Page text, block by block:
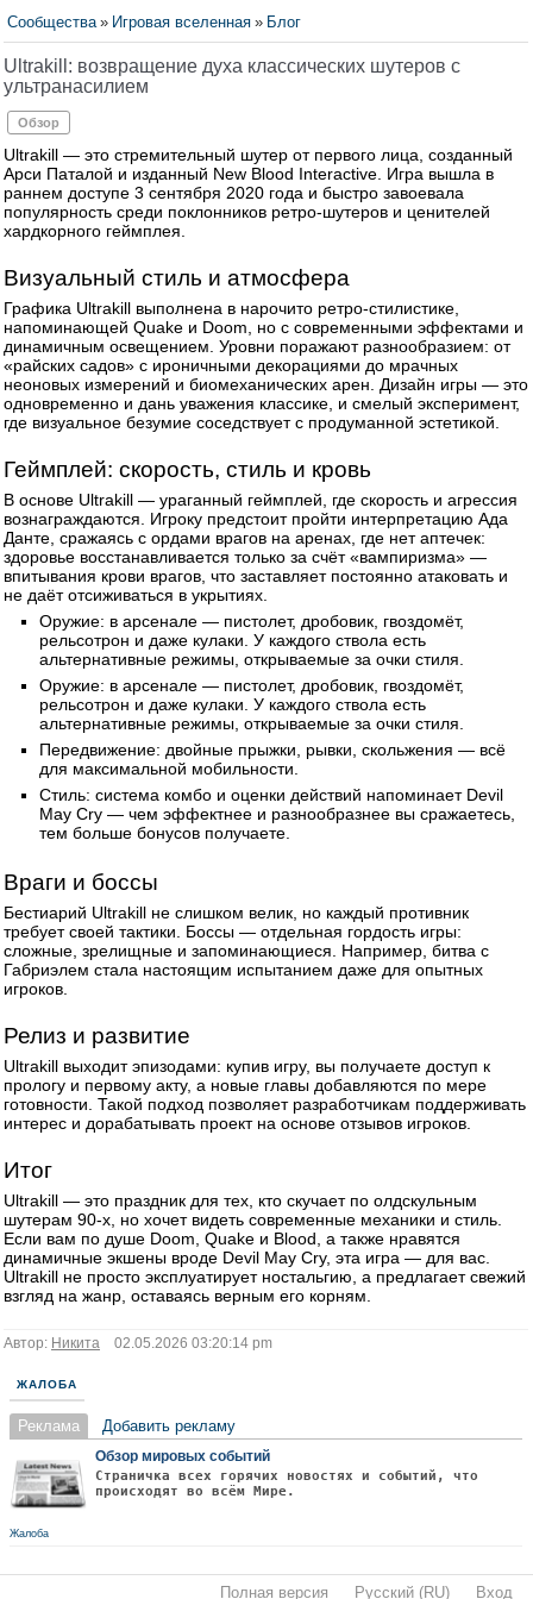
Сообщества » Игровая вселенная » Блог
Ultrakill: возвращение духа классических шутеров с
ультранасилием
Обзор
Ultrakill — это стремительный шутер от первого лица, созданный
Арси Паталой и изданный New Blood Interactive. Игра вышла в
раннем доступе 3 сентября 2020 года и быстро завоевала
популярность среди поклонников ретро-шутеров и ценителей
хардкорного геймплея.
Визуальный стиль и атмосфера
Графика Ultrakill выполнена в нарочито ретро-стилистике,
напоминающей Quake и Doom, но с современными эффектами и
динамичным освещением. Уровни поражают разнообразием: от
«райских садов» с ироничными декорациями до мрачных
неоновых измерений и биомеханических арен. Дизайн игры — это
одновременно и дань уважения классике, и смелый эксперимент,
где визуальное безумие соседствует с продуманной эстетикой.
Геймплей: скорость, стиль и кровь
В основе Ultrakill — ураганный геймплей, где скорость и агрессия
вознаграждаются. Игроку предстоит пройти интерпретацию Ада
Данте, сражаясь с ордами врагов на аренах, где нет аптечек:
здоровье восстанавливается только за счёт «вампиризма» —
впитывания крови врагов, что заставляет постоянно атаковать и
не даёт отсиживаться в укрытиях.
Оружие: в арсенале — пистолет, дробовик, гвоздомёт,
рельсотрон и даже кулаки. У каждого ствола есть
альтернативные режимы, открываемые за очки стиля.
Оружие: в арсенале — пистолет, дробовик, гвоздомёт,
рельсотрон и даже кулаки. У каждого ствола есть
альтернативные режимы, открываемые за очки стиля.
Передвижение: двойные прыжки, рывки, скольжения — всё
для максимальной мобильности.
Стиль: система комбо и оценки действий напоминает Devil
May Cry — чем эффектнее и разнообразнее вы сражаетесь,
тем больше бонусов получаете.
Враги и боссы
Бестиарий Ultrakill не слишком велик, но каждый противник
требует своей тактики. Боссы — отдельная гордость игры:
сложные, зрелищные и запоминающиеся. Например, битва с
Габриэлем стала настоящим испытанием даже для опытных
игроков.
Релиз и развитие
Ultrakill выходит эпизодами: купив игру, вы получаете доступ к
прологу и первому акту, а новые главы добавляются по мере
готовности. Такой подход позволяет разработчикам поддерживать
интерес и дорабатывать проект на основе отзывов игроков.
Итог
Ultrakill — это праздник для тех, кто скучает по олдскульным
шутерам 90-х, но хочет видеть современные механики и стиль.
Если вам по душе Doom, Quake и Blood, а также нравятся
динамичные экшены вроде Devil May Cry, эта игра — для вас.
Ultrakill не просто эксплуатирует ностальгию, а предлагает свежий
взгляд на жанр, оставаясь верным его корням.
Автор: Никита 02.05.2026 03:20:14 pm
ЖАЛОБА
Реклама Добавить рекламу
Обзор мировых событий
Страничка всех горячих новостях и событий, что
происходят во всём Мире.
Жалоба
Полная версия Русский (RU) Вход